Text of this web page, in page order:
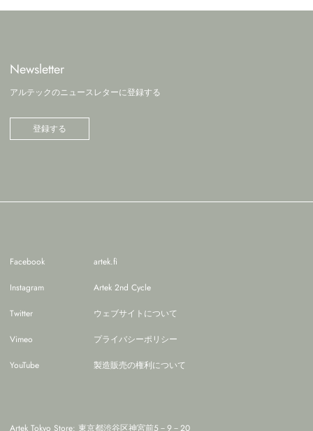
Newsletter
アルテックのニュースレターに登録する
登録する
Facebook
Instagram
Twitter
Vimeo
YouTube
artek.fi
Artek 2nd Cycle
ウェブサイトについて
プライバシーポリシー
製造販売の権利について
Artek Tokyo Store: 東京都渋谷区神宮前5－9－20